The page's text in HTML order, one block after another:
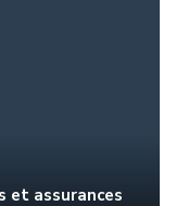
et assurances